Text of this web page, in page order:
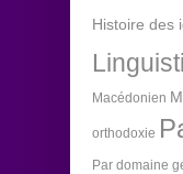
Histoire des
Macédonien
orthodoxie
Par domaine